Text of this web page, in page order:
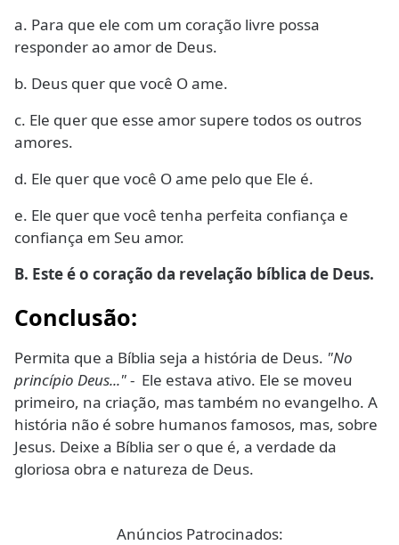
a. Para que ele com um coração livre possa
responder ao amor de Deus.
b. Deus quer que você O ame.
c. Ele quer que esse amor supere todos os outros
amores.
d. Ele quer que você O ame pelo que Ele é.
e. Ele quer que você tenha perfeita confiança e
confiança em Seu amor.
B. Este é o coração da revelação bíblica de Deus.
Conclusão:
Permita que a Bíblia seja a história de Deus. "No
princípio Deus..."- Ele estava ativo. Ele se moveu
primeiro, na criação, mas também no evangelho. A
história não é sobre humanos famosos, mas, sobre
Jesus. Deixe a Bíblia ser o que é, a verdade da
gloriosa obra e natureza de Deus.
Anúncios Patrocinados: